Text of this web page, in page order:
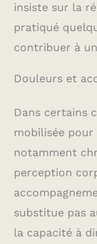
insiste sur la
pratiqué
contribuer à
Douleurs et
Dans certains
mobilisée pour
notamment
perception
substitue pas
la capacité à